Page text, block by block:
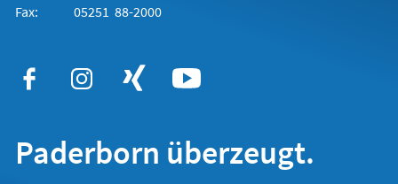
Fax:
05251 88-2000
Paderborn überzeugt.